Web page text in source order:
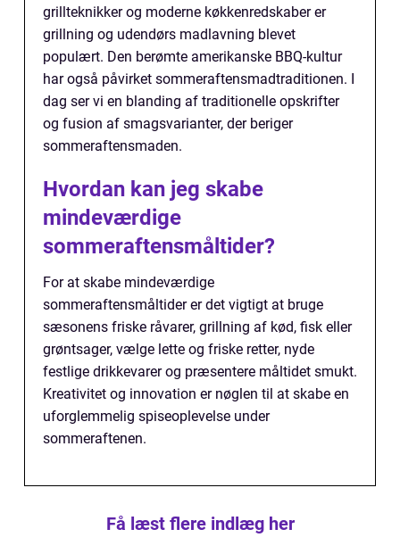
grillteknikker og moderne køkkenredskaber er
grillning og udendørs madlavning blevet
populært. Den berømte amerikanske BBQ-kultur
har også påvirket sommeraftensmadtraditionen. I
dag ser vi en blanding af traditionelle opskrifter
og fusion af smagsvarianter, der beriger
sommeraftensmaden.
Hvordan kan jeg skabe
mindeværdige
sommeraftensmåltider?
For at skabe mindeværdige
sommeraftensmåltider er det vigtigt at bruge
sæsonens friske råvarer, grillning af kød, fisk eller
grøntsager, vælge lette og friske retter, nyde
festlige drikkevarer og præsentere måltidet smukt.
Kreativitet og innovation er nøglen til at skabe en
uforglemmelig spiseoplevelse under
sommeraftenen.
Få læst flere indlæg her